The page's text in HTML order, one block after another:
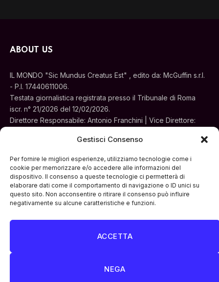
Gestisci Consenso
Per fornire le migliori esperienze, utilizziamo tecnologie come i
cookie per memorizzare e/o accedere alle informazioni del
dispositivo. Il consenso a queste tecnologie ci permetterà di
elaborare dati come il comportamento di navigazione o ID unici su
questo sito. Non acconsentire o ritirare il consenso può influire
negativamente su alcune caratteristiche e funzioni.
ACCETTA
NEGA
ABOUT US
IL MONDO "Sic Mundus Creatus Est" , edito da: McGuffin s.r.l.
- P.I. 17440611006.
Testata giornalistica registrata presso il Tribunale di Roma
iscr. n° 21/2026 del 12/02/2026.
Direttore Responsabile: Antonio Franchini | Vice Direttore:
Sede legale: Via Silvestri, 195 - Roma.
Cinemedia Srl
FacebookInstagram